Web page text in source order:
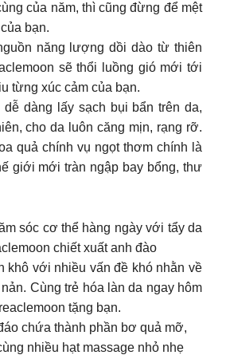
của năm, thì cũng đừng để mệt
bạn.
năng lượng dồi dào từ thiên
sẽ thổi luồng gió mới tới
từng xúc cảm của bạn.
dễ dàng lấy sạch bụi bẩn trên da,
cho da luôn căng mịn, rạng rỡ.
quả chính vụ ngọt thơm chính là
giới mới tràn ngập bay bổng, thư
sóc cơ thể hàng ngày với tẩy da
chiết xuất anh đào
khô với nhiều vấn đề khó nhằn về
Cùng trẻ hóa làn da ngay hôm
tặng bạn.
chứa thành phần bơ quả mỡ,
nhiều hạt massage nhỏ nhẹ